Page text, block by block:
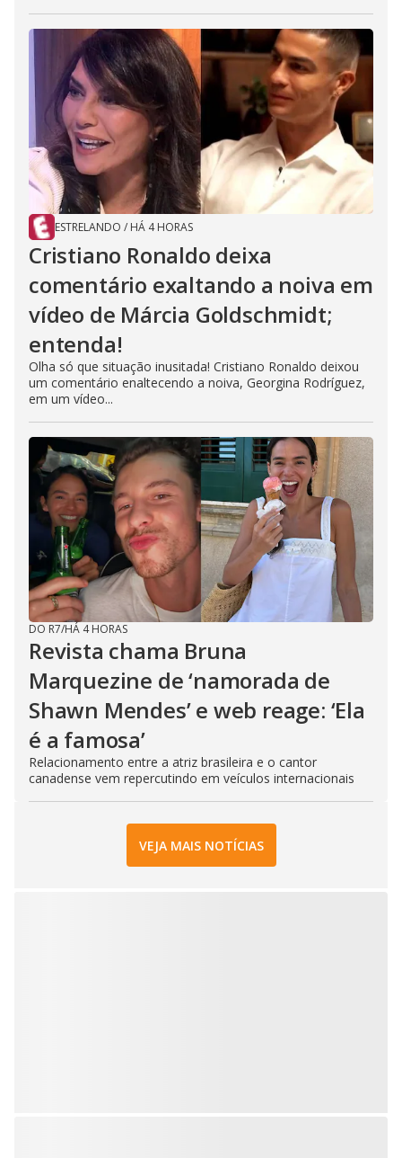
ESTRELANDO / HÁ 4 HORAS
Cristiano Ronaldo deixa
comentário exaltando a noiva em
vídeo de Márcia Goldschmidt;
entenda!
Olha só que situação inusitada! Cristiano Ronaldo deixou
um comentário enaltecendo a noiva, Georgina Rodríguez,
em um vídeo...
DO R7/HÁ 4 HORAS
Revista chama Bruna
Marquezine de ‘namorada de
Shawn Mendes’ e web reage: ‘Ela
é a famosa’
Relacionamento entre a atriz brasileira e o cantor
canadense vem repercutindo em veículos internacionais
VEJA MAIS NOTÍCIAS